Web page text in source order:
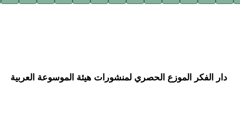
دار الفكر الموزع الحصري لمنشورات هيئة الموسوعة العربية